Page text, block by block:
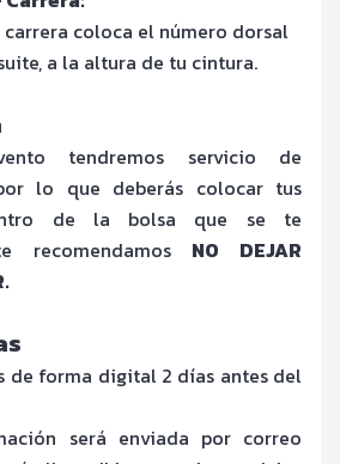
coloca el número dorsal
a la altura de tu cintura.
tendremos servicio de
por lo que deberás colocar tus
de la bolsa que se te
recomendamos NO DEJAR
de forma digital 2 días antes del
será enviada por correo